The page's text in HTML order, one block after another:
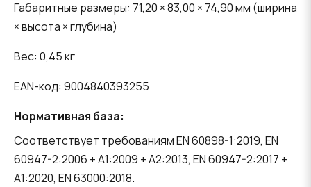
Габаритные размеры: 71,20 × 83,00 × 74,90 мм (ширина
× высота × глубина)
Вес: 0,45 кг
EAN-код: 9004840393255
Нормативная база:
Соответствует требованиям EN 60898-1:2019, EN
60947-2:2006 + A1:2009 + A2:2013, EN 60947-2:2017 +
A1:2020, EN 63000:2018.